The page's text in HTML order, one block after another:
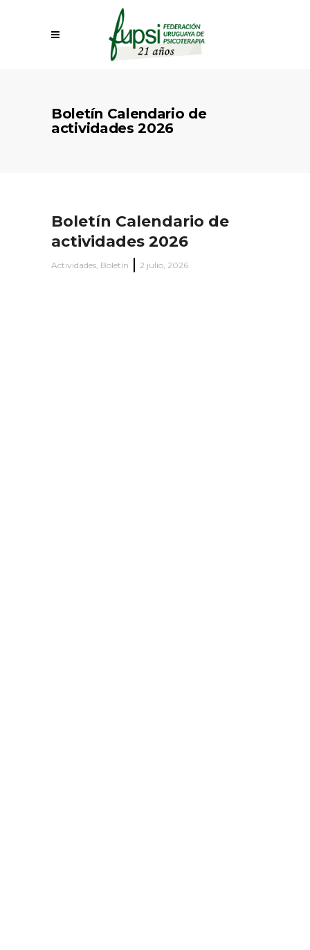
Boletín Calendario de
actividades 2026
Boletín Calendario de
actividades 2026
Actividades, Boletín 2 julio, 2026